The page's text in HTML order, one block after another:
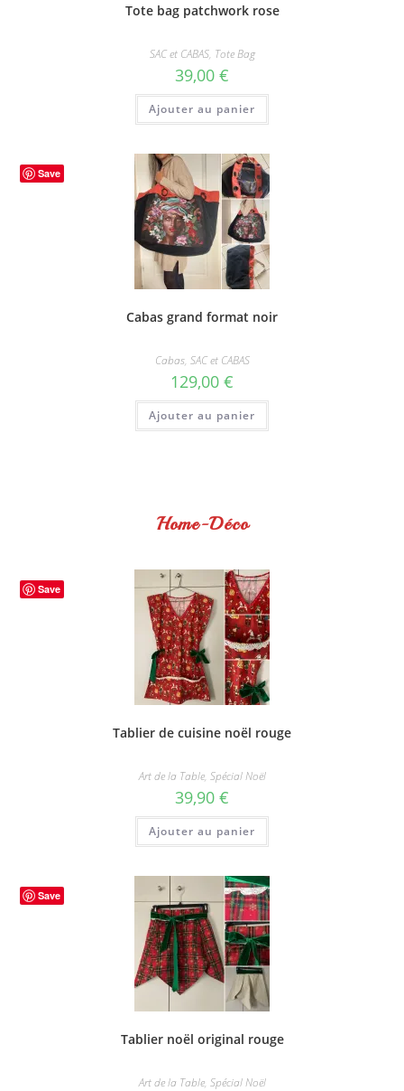
Tote bag patchwork rose
SAC et CABAS, Tote Bag
39,00 €
Ajouter au panier
Save
Cabas grand format noir
Cabas, SAC et CABAS
129,00 €
Ajouter au panier
Home-Déco
Save
Tablier de cuisine noël rouge
Art de la Table, Spécial Noël
39,90 €
Ajouter au panier
Save
Tablier noël original rouge
Art de la Table, Spécial Noël